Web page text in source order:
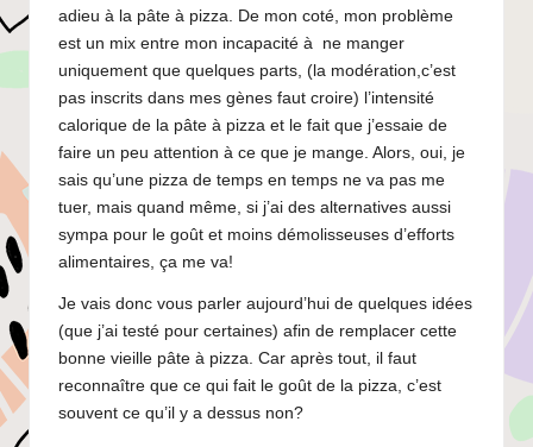
adieu à la pâte à pizza. De mon coté, mon problème
est un mix entre mon incapacité à ne manger
uniquement que quelques parts, (la modération,c’est
pas inscrits dans mes gènes faut croire) l’intensité
calorique de la pâte à pizza et le fait que j’essaie de
faire un peu attention à ce que je mange. Alors, oui, je
sais qu’une pizza de temps en temps ne va pas me
tuer, mais quand même, si j’ai des alternatives aussi
sympa pour le goût et moins démolisseuses d’efforts
alimentaires, ça me va!
Je vais donc vous parler aujourd’hui de quelques idées
(que j’ai testé pour certaines) afin de remplacer cette
bonne vieille pâte à pizza. Car après tout, il faut
reconnaître que ce qui fait le goût de la pizza, c’est
souvent ce qu’il y a dessus non?